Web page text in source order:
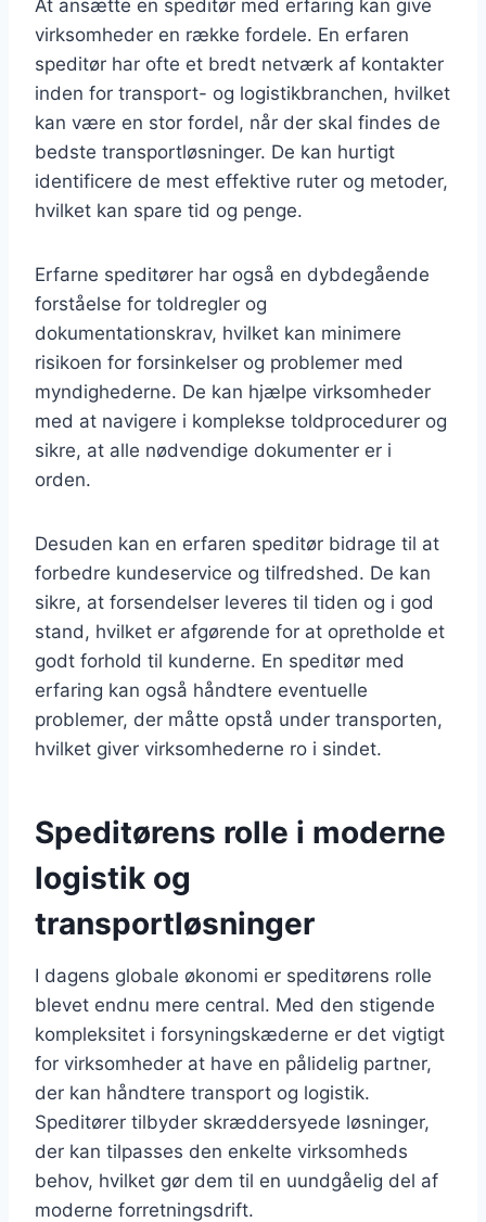
At ansætte en speditør med erfaring kan give
virksomheder en række fordele. En erfaren
speditør har ofte et bredt netværk af kontakter
inden for transport- og logistikbranchen, hvilket
kan være en stor fordel, når der skal findes de
bedste transportløsninger. De kan hurtigt
identificere de mest effektive ruter og metoder,
hvilket kan spare tid og penge.
Erfarne speditører har også en dybdegående
forståelse for toldregler og
dokumentationskrav, hvilket kan minimere
risikoen for forsinkelser og problemer med
myndighederne. De kan hjælpe virksomheder
med at navigere i komplekse toldprocedurer og
sikre, at alle nødvendige dokumenter er i
orden.
Desuden kan en erfaren speditør bidrage til at
forbedre kundeservice og tilfredshed. De kan
sikre, at forsendelser leveres til tiden og i god
stand, hvilket er afgørende for at opretholde et
godt forhold til kunderne. En speditør med
erfaring kan også håndtere eventuelle
problemer, der måtte opstå under transporten,
hvilket giver virksomhederne ro i sindet.
Speditørens rolle i moderne
logistik og
transportløsninger
I dagens globale økonomi er speditørens rolle
blevet endnu mere central. Med den stigende
kompleksitet i forsyningskæderne er det vigtigt
for virksomheder at have en pålidelig partner,
der kan håndtere transport og logistik.
Speditører tilbyder skræddersyede løsninger,
der kan tilpasses den enkelte virksomheds
behov, hvilket gør dem til en uundgåelig del af
moderne forretningsdrift.